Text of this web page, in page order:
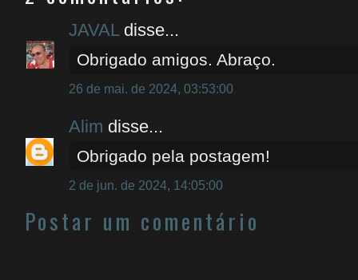
JAVALdisse...
Obrigado amigos. Abraço.
26 de mai. de 2024, 03:53:00
Alim disse...
Obrigado pela postagem!
2 de jun. de 2024, 14:05:00
Postar um comentário